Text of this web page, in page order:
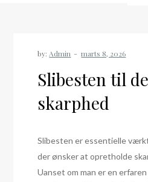
by: Admin
Slibesten til
skarphed
Slibesten er essentielle
der ønsker at opretholde
Uanset om man er en